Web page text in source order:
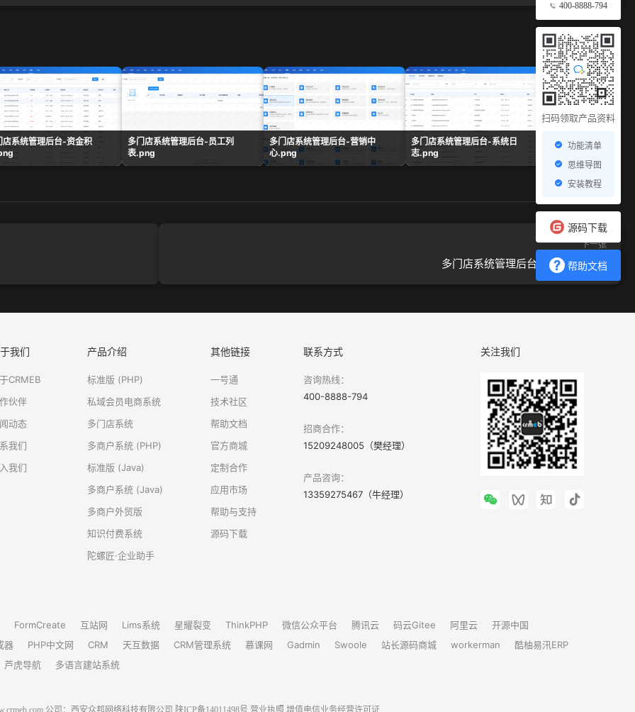
400-8888-794
扫码领取产品资料
功能清单
思维导图
安装教程
源码下载
帮助文档
查看更多 →
店系统管理后台-资金积
多门店系统管理后台-员工列
表.png
多门店系统管理后台-营销中
心.png
多门店系统管理后台-系统日
志.png
多门店系统管理后台
表.png
下一张
多门店系统管理后台-微信菜单.png
我们
CRMEB
伙伴
动态
我们
我们
产品介绍
标准版 (PHP)
私域会员电商系统
多门店系统
多商户系统 (PHP)
标准版 (Java)
多商户系统 (Java)
多商户外贸版
知识付费系统
陀螺匠·企业助手
其他链接
一号通
技术社区
帮助文档
官方商城
定制合作
应用市场
帮助与支持
源码下载
联系方式
咨询热线：
400-8888-794
招商合作：
15209248005（樊经理）
产品咨询：
13359275467（牛经理）
关注我们
FormCreate 互站网 Lims系统 星耀裂变 ThinkPHP 微信公众平台 腾讯云 码云Gitee 阿里云
开源中国
器
PHP中文网 CRM 天互数据 CRM管理系统 慕课网 Gadmin Swoole 站长源码商城 workerman
酷柚易汛ERP
芦虎导航
多语言建站系统
公司：西安众邦网络科技有限公司 陕ICP备14011498号 营业执照 增值电信业务经营许可证